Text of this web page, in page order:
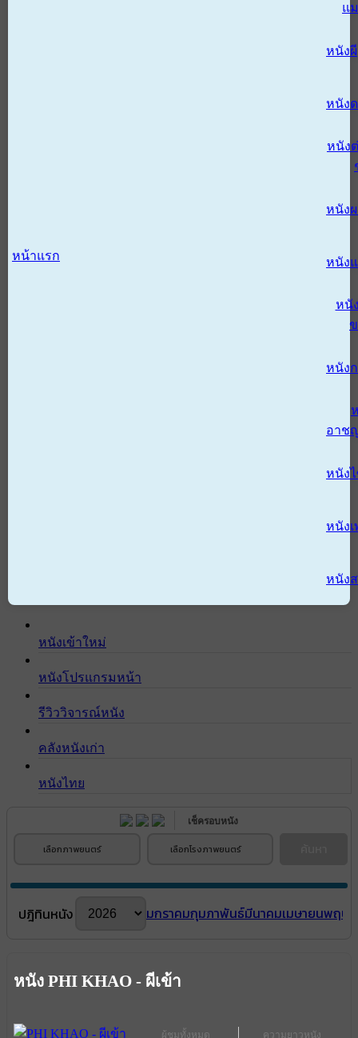
หน้าแรก
แ
หนังผี
หนัง
หนัง
หนัง
หนัง
หนั
หนัง
อาช
หนัง
หนังเ
หนัง
หนังเข้าใหม่
หนังโปรแกรมหน้า
รีวิววิจารณ์หนัง
คลังหนังเก่า
หนังไทย
เช็ครอบหนัง
เลือกภาพยนตร์ เลือกโรงภาพยนตร์
ปฎิทินหนัง มกราคมกุมภาพันธ์มีนาคมเมษายนพฤษ
ผู้ชมทั้งหมด ความยาวหนัง
หนัง PHI KHAO - ผีเข้า